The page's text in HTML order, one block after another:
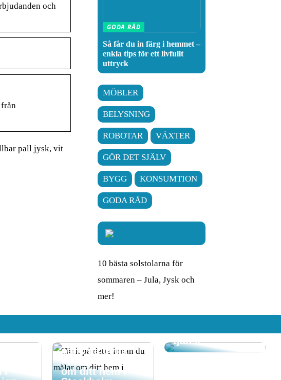
och
pall jysk, vit
GODA RÅD
Så får du in färg i hemmet –
enkla tips för ett livfullt
uttryck
MÖBLER
BELYSNING
ROBOTAR VÄXTER
GÖR DET SJÄLV
BYGG KONSUMTION
GODA RÅD
10 bästa solstolarna för
sommaren – Jula, Jysk och
mer!
i
Tänk på detta
innan du målar
om ditt hem i
tjänst